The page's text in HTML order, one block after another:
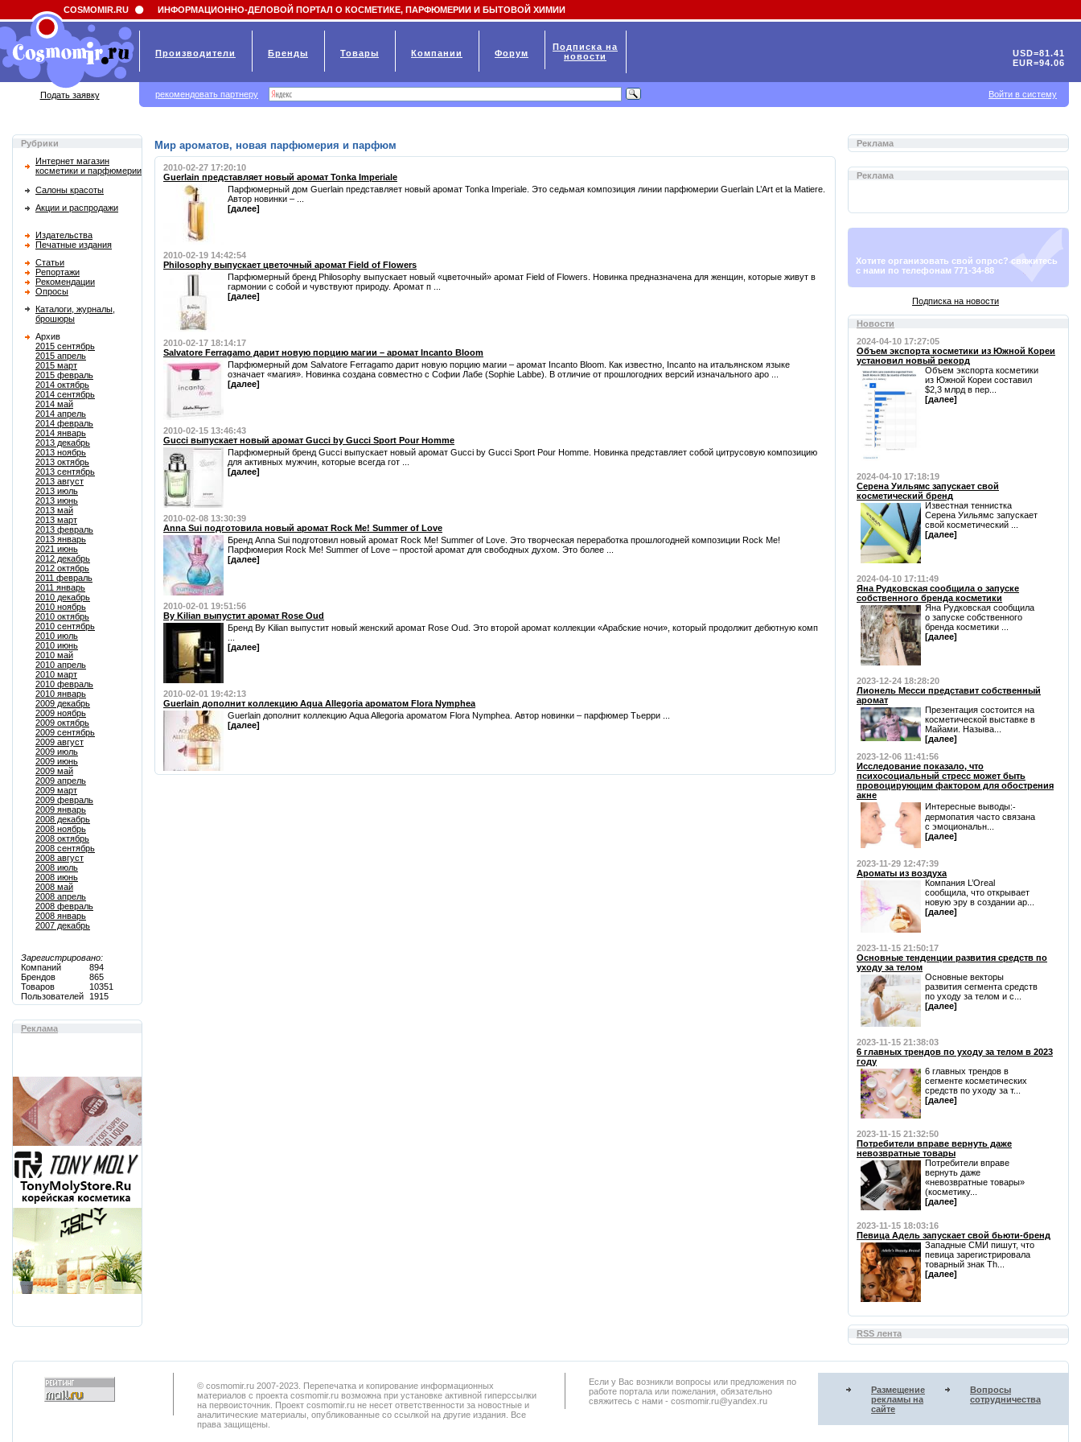
Field 'news_title' doesn't have a default value
Рубрики
Интернет магазин
косметики и парфюмерии
Салоны красоты
Акции и распродажи
Издательства
Печатные издания
Статьи
Репортажи
Рекомендации
Опросы
Каталоги, журналы,
брошюры
Архив
2015 сентябрь
2015 апрель
2015 март
2015 февраль
2014 октябрь
2014 сентябрь
2014 май
2014 апрель
2014 февраль
2014 январь
2013 декабрь
2013 ноябрь
2013 октябрь
2013 сентябрь
2013 август
2013 июль
2013 июнь
2013 май
2013 март
2013 февраль
2013 январь
2021 июнь
2012 декабрь
2012 октябрь
2011 февраль
2011 январь
2010 декабрь
2010 ноябрь
2010 октябрь
2010 сентябрь
2010 июль
2010 июнь
2010 май
2010 апрель
2010 март
2010 февраль
2010 январь
2009 декабрь
2009 ноябрь
2009 октябрь
2009 сентябрь
2009 август
2009 июль
2009 июнь
2009 май
2009 апрель
2009 март
2009 февраль
2009 январь
2008 декабрь
2008 ноябрь
2008 октябрь
2008 сентябрь
2008 август
2008 июль
2008 июнь
2008 май
2008 апрель
2008 февраль
2008 январь
2007 декабрь
Зарегистрировано:
Компаний
894
Брендов
865
Товаров
10351
Пользователей
1915
Реклама
Мир ароматов, новая парфюмерия и парфюм
2010-02-27 17:20:10
Guerlain представляет новый аромат Tonka Imperiale
Парфюмерный дом Guerlain представляет новый аромат Tonka Imperiale. Это седьмая композиция линии парфюмерии Guerlain L’Art et la Matiere.
Автор новинки – ...
[далее]
2010-02-19 14:42:54
Philosophy выпускает цветочный аромат Field of Flowers
Парфюмерный бренд Philosophy выпускает новый «цветочный» аромат Field of Flowers. Новинка предназначена для женщин, которые живут в
гармонии с собой и чувствуют природу. Аромат п ...
[далее]
2010-02-17 18:14:17
Salvatore Ferragamo дарит новую порцию магии – аромат Incanto Bloom
Парфюмерный дом Salvatore Ferragamo дарит новую порцию магии – аромат Incanto Bloom. Как известно, Incanto на итальянском языке
означает «магия». Новинка создана совместно с Софии Лабе (Sophie Labbe). В отличие от прошлогодних версий изначального аро ...
[далее]
2010-02-15 13:46:43
Gucci выпускает новый аромат Gucci by Gucci Sport Pour Homme
Парфюмерный бренд Gucci выпускает новый аромат Gucci by Gucci Sport Pour Homme. Новинка представляет собой цитрусовую композицию
для активных мужчин, которые всегда гот ...
[далее]
2010-02-08 13:30:39
Anna Sui подготовила новый аромат Rock Me! Summer of Love
Бренд Anna Sui подготовил новый аромат Rock Me! Summer of Love. Это творческая переработка прошлогодней композиции Rock Me!
Парфюмерия Rock Me! Summer of Love – простой аромат для свободных духом. Это более ...
[далее]
2010-02-01 19:51:56
By Kilian выпустит аромат Rose Oud
Бренд By Kilian выпустит новый женский аромат Rose Oud. Это второй аромат коллекции «Арабские ночи», который продолжит дебютную комп
[далее]
2010-02-01 19:42:13
Guerlain дополнит коллекцию Aqua Allegoria ароматом Flora Nymphea
Guerlain дополнит коллекцию Aqua Allegoria ароматом Flora Nymphea. Автор новинки – парфюмер Тьерри ...
[далее]
Реклама
Реклама
Хотите организовать свой опрос? свяжитесь
с нами по телефонам 771-34-88
Подписка на новости
Новости
2024-04-10 17:27:05
Объем экспорта косметики из Южной Кореи
установил новый рекорд
Объем экспорта косметики
из Южной Кореи составил
$2,3 млрд в пер...
[далее]
2024-04-10 17:18:19
Серена Уильямс запускает свой
косметический бренд
Известная теннистка
Серена Уильямс запускает
свой косметический ...
[далее]
2024-04-10 17:11:49
Яна Рудковская сообщила о запуске
собственного бренда косметики
Яна Рудковская сообщила
о запуске собственного
бренда косметики ...
[далее]
2023-12-24 18:28:20
Лионель Месси представит собственный
аромат
Презентация состоится на
косметической выставке в
Майами. Называ...
[далее]
2023-12-06 11:41:56
Исследование показало, что
психосоциальный стресс может быть
провоцирующим фактором для обострения
акне
Интересные выводы:⁃
дермопатия часто связана
с эмоциональн...
[далее]
2023-11-29 12:47:39
Ароматы из воздуха
Компания L’Oreal
сообщила, что открывает
новую эру в создании ар...
[далее]
2023-11-15 21:50:17
Основные тенденции развития средств по
уходу за телом
Основные векторы
развития сегмента средств
по уходу за телом и с...
[далее]
2023-11-15 21:38:03
6 главных трендов по уходу за телом в 2023
году
6 главных трендов в
сегменте косметических
средств по уходу за т...
[далее]
2023-11-15 21:32:50
Потребители вправе вернуть даже
невозвратные товары
Потребители вправе
вернуть даже
«невозвратные товары»
(косметику...
[далее]
2023-11-15 18:03:16
Певица Адель запускает свой бьюти-бренд
Западные СМИ пишут, что
певица зарегистрировала
товарный знак Th...
[далее]
RSS лента
© cosmomir.ru 2007-2023. Перепечатка и копирование информационных
материалов с проекта cosmomir.ru возможна при установке активной гиперссылки
на первоисточник. Проект cosmomir.ru не несет ответственности за новостные и
аналитические материалы, опубликованные со ссылкой на другие издания. Все
права защищены.
Если у Вас возникли вопросы или предложения по
работe портала или пожелания, обязательно
свяжитесь с нами - cosmomir.ru@yandex.ru
Размещение
рекламы на
сайте
Вопросы
сотрудничества
COSMOMIR.RU ИНФОРМАЦИОННО-ДЕЛОВОЙ ПОРТАЛ О КОСМЕТИКЕ, ПАРФЮМЕРИИ И БЫТОВОЙ ХИМИИ
Производители Бренды Товары Компании Форум
Подписка на
новости
USD=81.41
EUR=94.06
Подать заявку рекомендовать партнеру Войти в систему